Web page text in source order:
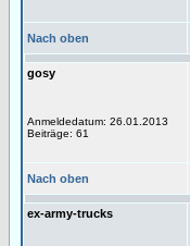
Nach oben
gosy
Anmeldedatum: 26.01.2013
Beiträge: 61
Nach oben
ex-army-trucks